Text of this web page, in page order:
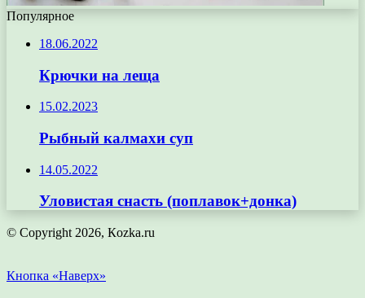
Популярное
18.06.2022
Крючки на леща
15.02.2023
Рыбный калмахи суп
14.05.2022
Уловистая снасть (поплавок+донка)
© Copyright 2026, Кozka.ru
Кнопка «Наверх»